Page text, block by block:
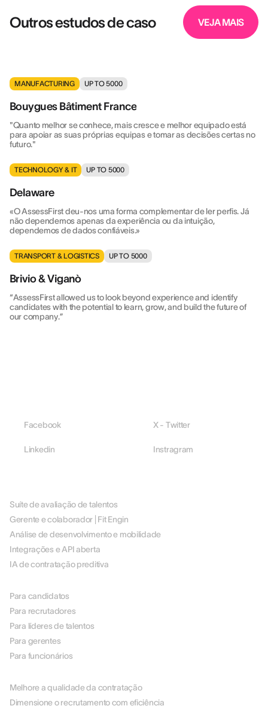
Outros estudos de caso VEJA MAIS
MANUFACTURING UP TO 5000
Bouygues Bâtiment France
"Quanto melhor se conhece, mais cresce e melhor equipado está
para apoiar as suas próprias equipas e tomar as decisões certas no
futuro."
TECHNOLOGY & IT UP TO 5000
Delaware
«O AssessFirst deu-nos uma forma complementar de ler perfis. Já
não dependemos apenas da experiência ou da intuição,
dependemos de dados confiáveis.»
TRANSPORT & LOGISTICS UP TO 5000
Brivio & Viganò
“AssessFirst allowed us to look beyond experience and identify
candidates with the potential to learn, grow, and build the future of
our company.”
Facebook X - Twitter
Linkedin Instragram
Suíte de avaliação de talentos
Gerente e colaborador | Fit Engin
Análise de desenvolvimento e mobilidade
Integrações e API aberta
IA de contratação preditiva
Para candidatos
Para recrutadores
Para líderes de talentos
Para gerentes
Para funcionários
Melhore a qualidade da contratação
Dimensione o recrutamento com eficiência